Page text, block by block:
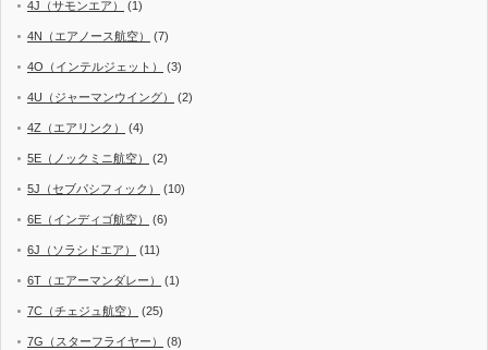
4J（サモンエア） (1)
4N（エアノース航空） (7)
4O（インテルジェット） (3)
4U（ジャーマンウイング） (2)
4Z（エアリンク） (4)
5E（ノックミニ航空） (2)
5J（セブパシフィック） (10)
6E（インディゴ航空） (6)
6J（ソラシドエア） (11)
6T（エアーマンダレー） (1)
7C（チェジュ航空） (25)
7G（スターフライヤー） (8)